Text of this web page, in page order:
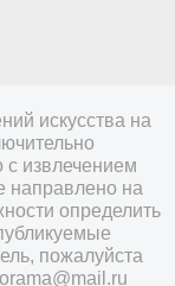
искусства на
извлечением
направлено на
определить
пожалуйста